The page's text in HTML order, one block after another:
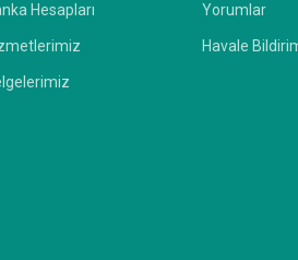
Hesapları Yorumlar
Havale